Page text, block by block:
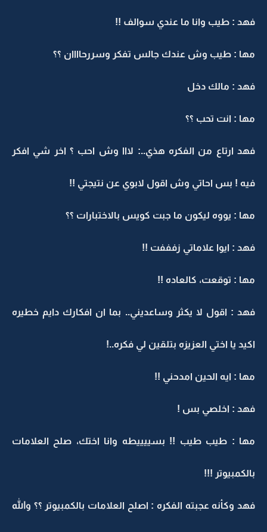
فهد : طيب وانا ما عندي سوالف !!
مها : طيب وش عندك جالس تفكر وسررحاااان ؟؟
فهد : مالك دخل
مها : انت تحب ؟؟
فهد ارتاع من الفكره هذي..: لااا وش احب ؟ اخر شي افكر
فيه ! بس احاتي وش اقول لابوي عن نتيجتي !!
مها : يووه ليكون ما جبت كويس بالاختبارات ؟؟
فهد : ايوا علاماتي زفففت !!
مها : توقعت، كالعاده !!
فهد : اقول لا يكثر وساعديني.. بما ان افكارك دايم خطيره
اكيد يا اختي العزيزه بتلقين لي فكره..!
مها : ايه الحين امدحني !!
فهد : اخلصي بس !
مها : طيب طيب !! بسييييطه وانا اختك، صلح العلامات
بالكمبيوتر !!!
فهد وكأنه عجبته الفكره : اصلح العلامات بالكمبيوتر ؟؟ والله